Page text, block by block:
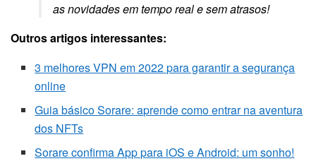
as novidades em tempo real e sem atrasos!
Outros artigos interessantes:
3 melhores VPN em 2022 para garantir a segurança
online
Guia básico Sorare: aprende como entrar na aventura
dos NFTs
Sorare confirma App para iOS e Android: um sonho!